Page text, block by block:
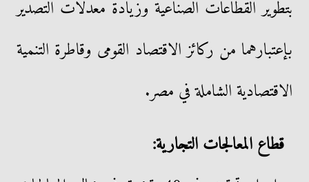
بتطوير القطاعات الصناعية وزيادة معدلات التصدير
بإعتبارهما من ركائز الاقتصاد القومى وقاطرة التنمية
الاقتصادية الشاملة في مصر.
قطاع المعالجات التجارية: